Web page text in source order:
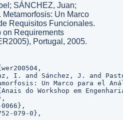
SÁNCHEZ, Juan;
Metamorfosis: Un Marco
Requisitos Funcionales.
on Requirements
Portugal, 2005.
I. and Sánchez, J. and
Un Marco para el
do Workshop em
079-0},